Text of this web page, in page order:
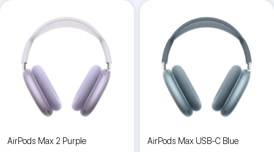
AirPods Max 2 Purple AirPods Max USB-C Blue